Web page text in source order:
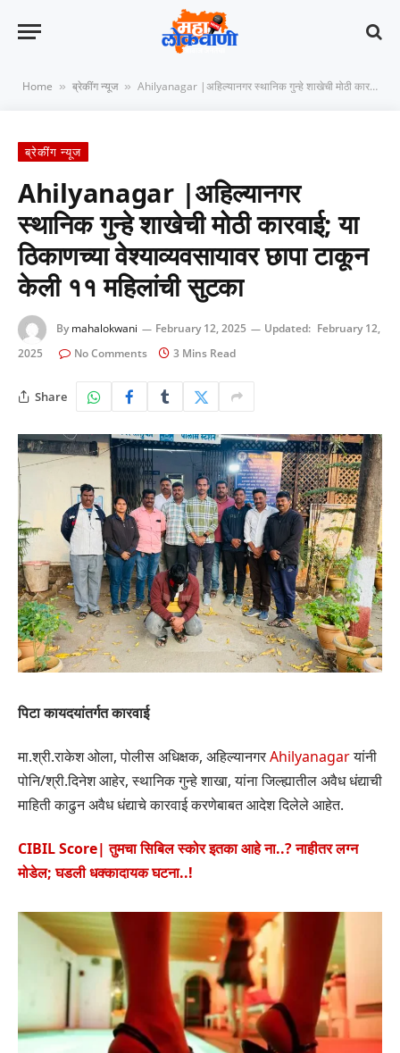
Home » ब्रेकींग न्यूज » Ahilyanagar |अहिल्यानगर स्थानिक गुन्हे शाखेची मोठी कारवाई; या ठिकाणच्या वेश्याव्यवसायावर छापा टाकून केली ११ महिलांची सुटका
ब्रेकींग न्यूज
Ahilyanagar |अहिल्यानगर
स्थानिक गुन्हे शाखेची मोठी कारवाई; या
ठिकाणच्या वेश्याव्यवसायावर छापा टाकून
केली ११ महिलांची सुटका
By mahalokwani February 12, 2025 Updated: February 12,
2025
No Comments 3 Mins Read
Share
पिटा कायदयांतर्गत कारवाई
मा.श्री.राकेश ओला, पोलीस अधिक्षक, अहिल्यानगरAhilyanagarयांनी
पोनि/श्री.दिनेश आहेर, स्थानिक गुन्हे शाखा, यांना जिल्ह्यातील अवैध धंद्याची
माहिती काढुन अवैध धंद्याचे कारवाई करणेबाबत आदेश दिलेले आहेत.
CIBIL Score| तुमचा सिबिल स्कोर इतका आहे ना..? नाहीतर लग्न
मोडेल; घडली धक्कादायक घटना..!